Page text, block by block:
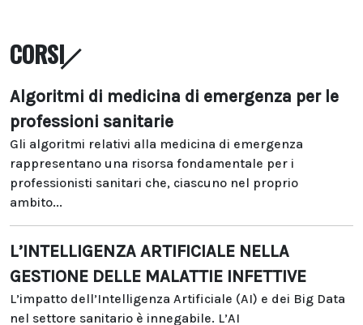
CORSI
Algoritmi di medicina di emergenza per le
professioni sanitarie
Gli algoritmi relativi alla medicina di emergenza
rappresentano una risorsa fondamentale per i
professionisti sanitari che, ciascuno nel proprio
ambito...
L’INTELLIGENZA ARTIFICIALE NELLA
GESTIONE DELLE MALATTIE INFETTIVE
L’impatto dell’Intelligenza Artificiale (AI) e dei Big Data
nel settore sanitario è innegabile. L’AI